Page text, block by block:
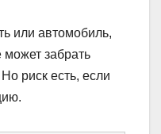
или автомобиль,
забрать
риск есть, если